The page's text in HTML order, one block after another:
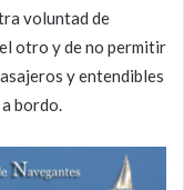
voluntad de
otro y de no permitir
y entendibles
bordo.